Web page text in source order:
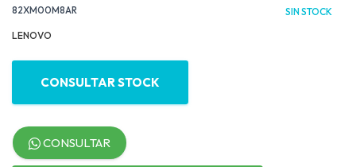
82XM00M8AR
SIN STOCK
LENOVO
CONSULTAR STOCK
CONSULTAR